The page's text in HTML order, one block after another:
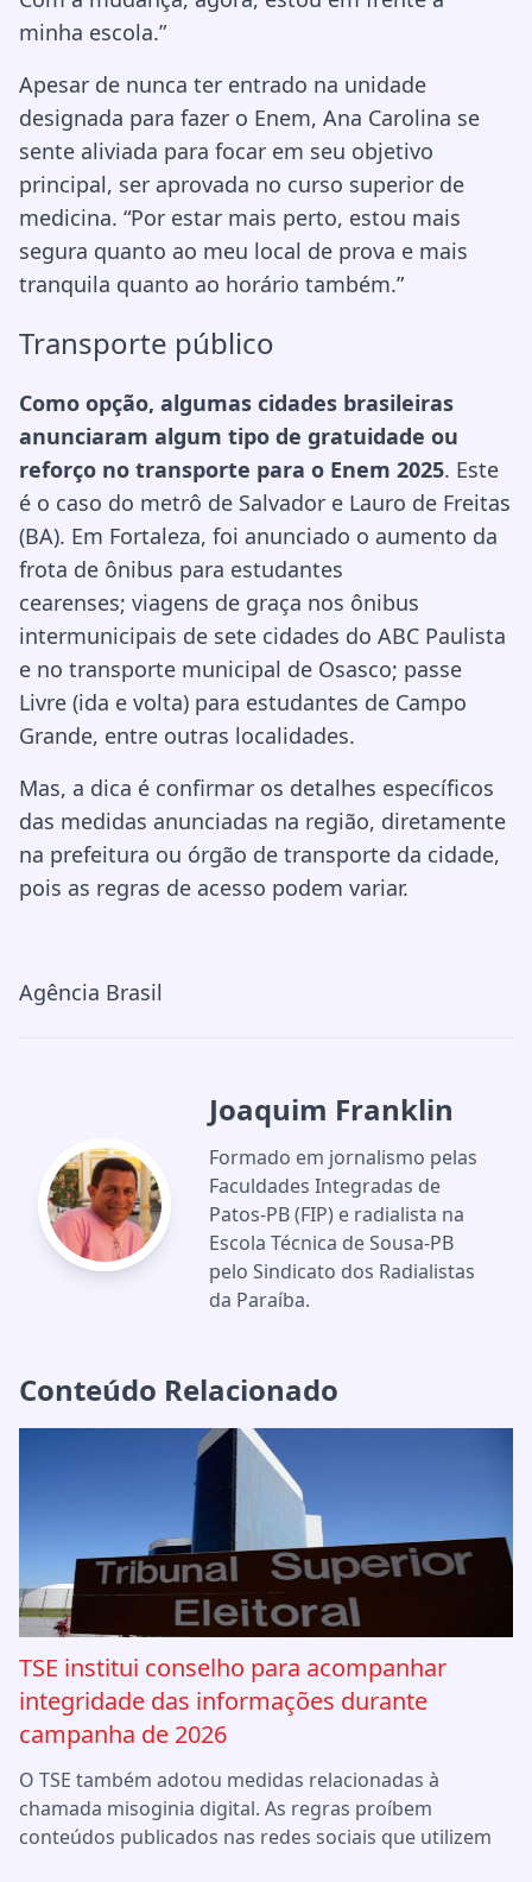
minha escola.”
Apesar de nunca ter entrado na unidade
designada para fazer o Enem, Ana Carolina se
sente aliviada para focar em seu objetivo
principal, ser aprovada no curso superior de
medicina. “Por estar mais perto, estou mais
segura quanto ao meu local de prova e mais
tranquila quanto ao horário também.”
Transporte público
Como opção, algumas cidades brasileiras
anunciaram algum tipo de gratuidade ou
reforço no transporte para o Enem 2025. Este
é o caso do metrô de Salvador e Lauro de Freitas
(BA). Em Fortaleza, foi anunciado o aumento da
frota de ônibus para estudantes
cearenses; viagens de graça nos ônibus
intermunicipais de sete cidades do ABC Paulista
e no transporte municipal de Osasco; passe
Livre (ida e volta) para estudantes de Campo
Grande, entre outras localidades.
Mas, a dica é confirmar os detalhes específicos
das medidas anunciadas na região, diretamente
na prefeitura ou órgão de transporte da cidade,
pois as regras de acesso podem variar.
Agência Brasil
Joaquim Franklin
Formado em jornalismo pelas
Faculdades Integradas de
Patos-PB (FIP) e radialista na
Escola Técnica de Sousa-PB
pelo Sindicato dos Radialistas
da Paraíba.
Conteúdo Relacionado
TSE institui conselho para acompanhar
integridade das informações durante
campanha de 2026
O TSE também adotou medidas relacionadas à
chamada misoginia digital. As regras proíbem
conteúdos publicados nas redes sociais que utilizem